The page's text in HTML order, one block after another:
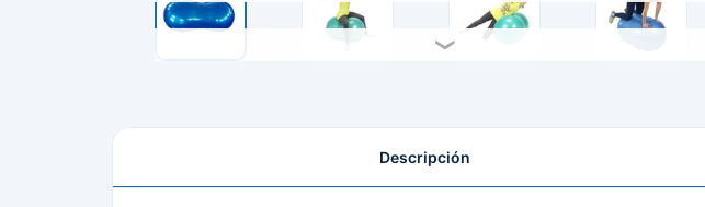
Descripción